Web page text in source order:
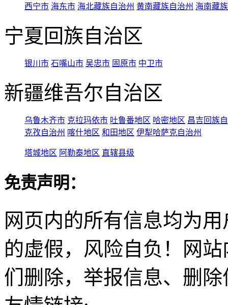
西宁市 海东市 海北藏族自治州 黄南藏族自治州 海南藏
宁夏回族自治区
银川市 石嘴山市 吴忠市 固原市 中卫市
新疆维吾尔自治区
乌鲁木齐市 克拉玛依市 吐鲁番地区 哈密地区 昌吉回族
克孜自治州 喀什地区 和田地区 伊犁哈萨克自治州
塔城地区 阿勒泰地区 直辖县级
免责声明：
网页内的所有信息均为
的虚假，风险自负！网
们删除，举报信息、删